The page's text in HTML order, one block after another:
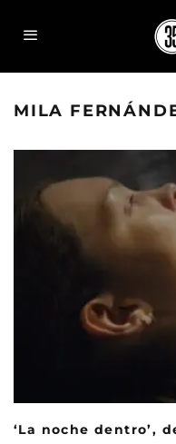
MILA
‘La noche dentro’,